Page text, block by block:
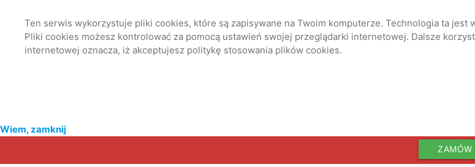
Ten serwis wykorzystuje pliki cookies, które są zapisywane na Twoim komputerze. Technologia ta
Pliki cookies możesz kontrolować za pomocą ustawień swojej przeglądarki internetowej. Dalsze
internetowej oznacza, iż akceptujesz politykę stosowania plików cookies.
Wiem, zamknij
ZAMÓW